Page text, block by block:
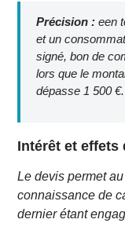
Précision : een
et un
signé, bon de
lors que le
dépasse 1 500 €.
Intérêt et effets
Le devis permet
connaissance de
dernier étant